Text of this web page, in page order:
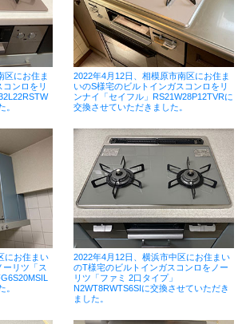
区にお住ま
ンロをリ
。
2022年4月12日、相模原市南区にお住ま
いのS様宅のビルトインガスコンロをリ
ンナイ「セイフル」RS21W28P12TVRに
交換させていただきました。
にお住まい
ーリツ「ス
。
2022年4月12日、横浜市中区にお住まい
のT様宅のビルトインガスコンロをノー
リツ「ファミ 2口タイプ」
N2WT8RWTS6SIに交換させていただき
ました。